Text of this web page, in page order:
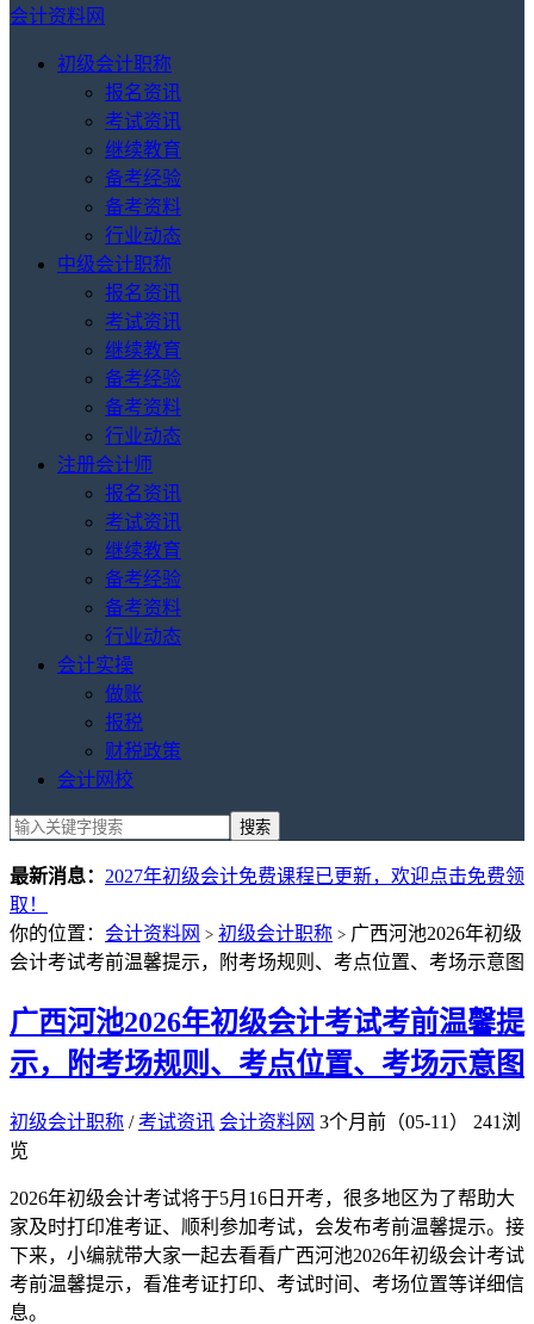
会计资料网
初级会计职称
报名资讯
考试资讯
继续教育
备考经验
备考资料
行业动态
中级会计职称
报名资讯
考试资讯
继续教育
备考经验
备考资料
行业动态
注册会计师
报名资讯
考试资讯
继续教育
备考经验
备考资料
行业动态
会计实操
做账
报税
财税政策
会计网校
最新消息： 2027年初级会计免费课程已更新，欢迎点击免费领
取！
你的位置： 会计资料网 > 初级会计职称 > 广西河池2026年初级
会计考试考前温馨提示，附考场规则、考点位置、考场示意图
广西河池2026年初级会计考试考前温馨提
示，附考场规则、考点位置、考场示意图
初级会计职称 /考试资讯 会计资料网 3个月前（05-11）
241浏
览
2026年初级会计考试将于5月16日开考，很多地区为了帮助大
家及时打印准考证、顺利参加考试，会发布考前温馨提示。接
下来，小编就带大家一起去看看广西河池2026年初级会计考试
考前温馨提示，看准考证打印、考试时间、考场位置等详细信
息。